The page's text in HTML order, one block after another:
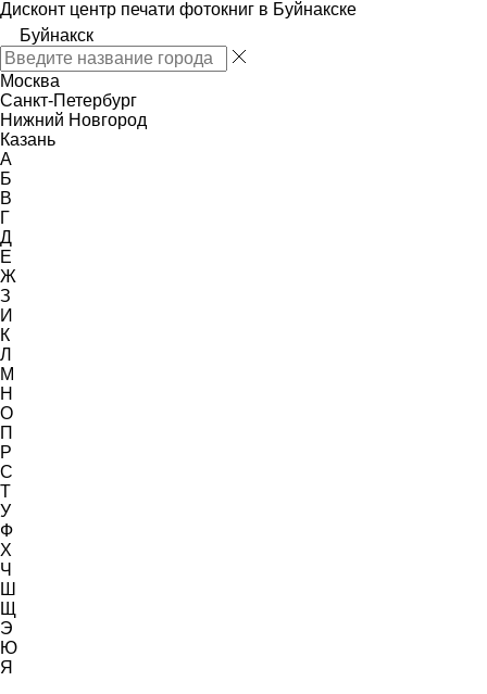
Дисконт центр печати фотокниг в Буйнакске
Буйнакск
Москва
Санкт-Петербург
Нижний Новгород
Казань
А
Б
В
Г
Д
Е
Ж
З
И
К
Л
М
Н
О
П
Р
С
Т
У
Ф
Х
Ч
Ш
Щ
Э
Ю
Я